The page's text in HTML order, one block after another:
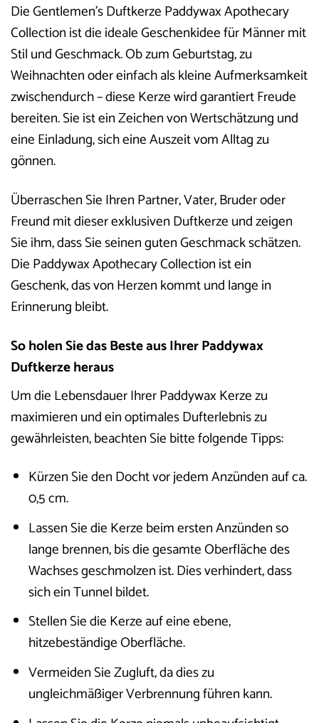
Die Gentlemen’s Duftkerze Paddywax Apothecary
Collection ist die ideale Geschenkidee für Männer mit
Stil und Geschmack. Ob zum Geburtstag, zu
Weihnachten oder einfach als kleine Aufmerksamkeit
zwischendurch – diese Kerze wird garantiert Freude
bereiten. Sie ist ein Zeichen von Wertschätzung und
eine Einladung, sich eine Auszeit vom Alltag zu
gönnen.
Überraschen Sie Ihren Partner, Vater, Bruder oder
Freund mit dieser exklusiven Duftkerze und zeigen
Sie ihm, dass Sie seinen guten Geschmack schätzen.
Die Paddywax Apothecary Collection ist ein
Geschenk, das von Herzen kommt und lange in
Erinnerung bleibt.
So holen Sie das Beste aus Ihrer Paddywax
Duftkerze heraus
Um die Lebensdauer Ihrer Paddywax Kerze zu
maximieren und ein optimales Dufterlebnis zu
gewährleisten, beachten Sie bitte folgende Tipps:
Kürzen Sie den Docht vor jedem Anzünden auf ca.
0,5 cm.
Lassen Sie die Kerze beim ersten Anzünden so
lange brennen, bis die gesamte Oberfläche des
Wachses geschmolzen ist. Dies verhindert, dass
sich ein Tunnel bildet.
Stellen Sie die Kerze auf eine ebene,
hitzebeständige Oberfläche.
Vermeiden Sie Zugluft, da dies zu
ungleichmäßiger Verbrennung führen kann.